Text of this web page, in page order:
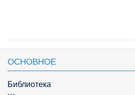
ОСНОВНОЕ
Библиотека